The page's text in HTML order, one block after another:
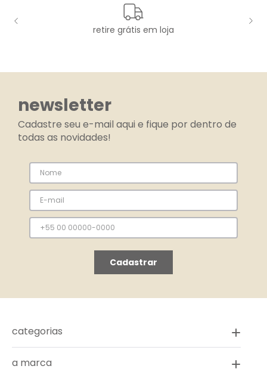
retire grátis em loja
newsletter
Cadastre seu e-mail aqui e fique por dentro de
todas as novidades!
Cadastrar
categorias
novidades
a marca